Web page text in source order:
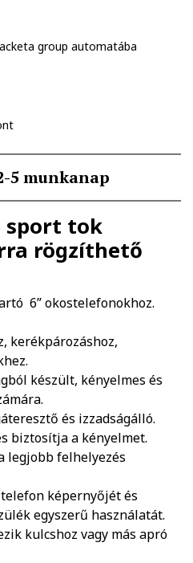
group automatába
5 munkanap
sport tok
rögzíthető
6” okostelefonokhoz.
kerékpározáshoz,
készült, kényelmes és
és izzadságálló.
biztosítja a kényelmet.
legjobb felhelyezés
képernyőjét és
egyszerű használatát.
kulcshoz vagy más apró